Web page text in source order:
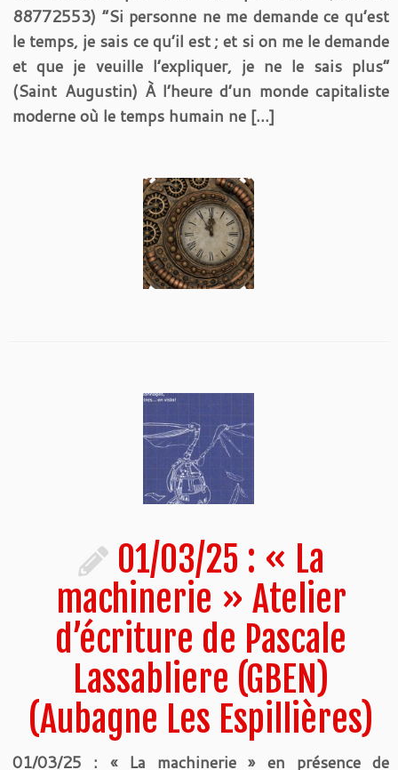
88772553) “Si personne ne me demande ce qu’est
le temps, je sais ce qu’il est ; et si on me le demande
et que je veuille l’expliquer, je ne le sais plus”
(Saint Augustin) À l’heure d’un monde capitaliste
moderne où le temps humain ne […]
01/03/25 : « La
machinerie » Atelier
d’écriture de Pascale
Lassabliere (GBEN)
(Aubagne Les Espillières)
01/03/25 : « La machinerie » en présence de